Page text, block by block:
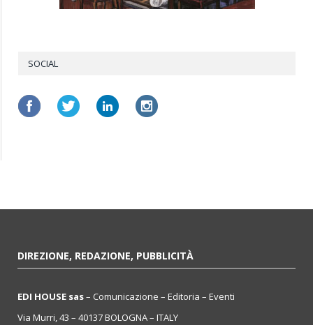
SOCIAL
DIREZIONE, REDAZIONE, PUBBLICITÀ
EDI HOUSE sas– Comunicazione – Editoria – Eventi
Via Murri, 43 – 40137 BOLOGNA – ITALY